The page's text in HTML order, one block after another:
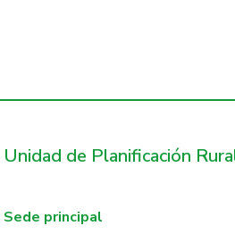
Unidad de Planificación
Sede principal